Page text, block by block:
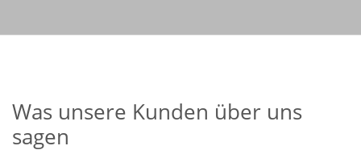
Was unsere Kunden über uns
sagen